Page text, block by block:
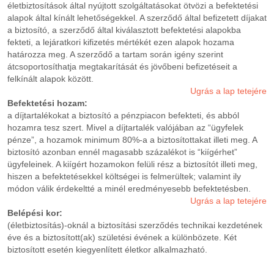
életbiztosítások által nyújtott szolgáltatásokat ötvözi a befektetési
alapok által kínált lehetőségekkel. A szerződő által befizetett díjakat
a biztosító, a szerződő által kiválasztott befektetési alapokba
fekteti, a lejáratkori kifizetés mértékét ezen alapok hozama
határozza meg. A szerződő a tartam során igény szerint
átcsoportosíthatja megtakarítását és jövőbeni befizetéseit a
felkínált alapok között.
Ugrás a lap tetejére
Befektetési hozam:
a díjtartalékokat a biztosító a pénzpiacon befekteti, és abból
hozamra tesz szert. Mivel a díjtartalék valójában az “ügyfelek
pénze”, a hozamok minimum 80%-a a biztosítottakat illeti meg. A
biztosító azonban ennél magasabb százalékot is “kiígérhet”
ügyfeleinek. A kiígért hozamokon felüli rész a biztosítót illeti meg,
hiszen a befektetésekkel költségei is felmerültek; valamint ily
módon válik érdekeltté a minél eredményesebb befektetésben.
Ugrás a lap tetejére
Belépési kor:
(életbiztosítás)-oknál a biztosítási szerződés technikai kezdetének
éve és a biztosított(ak) születési évének a különbözete. Két
biztosított esetén kiegyenlített életkor alkalmazható.